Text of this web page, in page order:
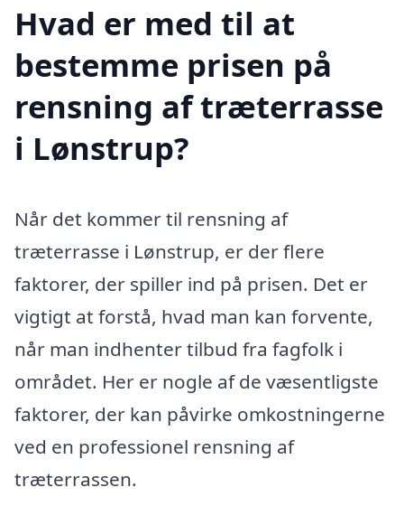
Hvad er med til at
bestemme prisen på
rensning af træterrasse
i Lønstrup?
Når det kommer til rensning af
træterrasse i Lønstrup, er der flere
faktorer, der spiller ind på prisen. Det er
vigtigt at forstå, hvad man kan forvente,
når man indhenter tilbud fra fagfolk i
området. Her er nogle af de væsentligste
faktorer, der kan påvirke omkostningerne
ved en professionel rensning af
træterrassen.